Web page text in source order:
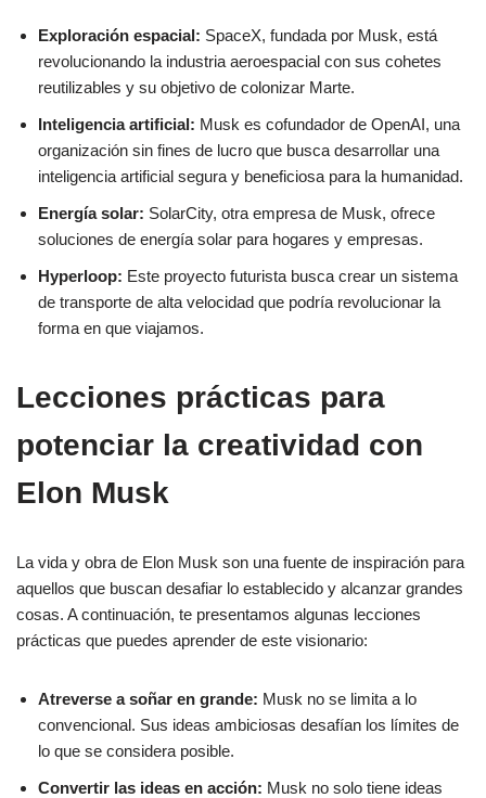
Exploración espacial: SpaceX, fundada por Musk, está
revolucionando la industria aeroespacial con sus cohetes
reutilizables y su objetivo de colonizar Marte.
Inteligencia artificial: Musk es cofundador de OpenAI, una
organización sin fines de lucro que busca desarrollar una
inteligencia artificial segura y beneficiosa para la humanidad.
Energía solar: SolarCity, otra empresa de Musk, ofrece
soluciones de energía solar para hogares y empresas.
Hyperloop: Este proyecto futurista busca crear un sistema
de transporte de alta velocidad que podría revolucionar la
forma en que viajamos.
Lecciones prácticas para
potenciar la creatividad con
Elon Musk
La vida y obra de Elon Musk son una fuente de inspiración para
aquellos que buscan desafiar lo establecido y alcanzar grandes
cosas. A continuación, te presentamos algunas lecciones
prácticas que puedes aprender de este visionario:
Atreverse a soñar en grande: Musk no se limita a lo
convencional. Sus ideas ambiciosas desafían los límites de
lo que se considera posible.
Convertir las ideas en acción: Musk no solo tiene ideas